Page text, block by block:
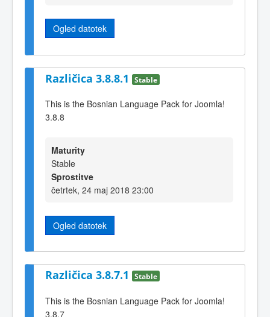
Ogled datotek
Različica 3.8.8.1 Stable
This is the Bosnian Language Pack for Joomla!
3.8.8
Maturity
Stable
Sprostitve
četrtek, 24 maj 2018 23:00
Ogled datotek
Različica 3.8.7.1 Stable
This is the Bosnian Language Pack for Joomla!
3.8.7